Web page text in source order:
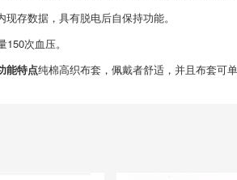
存数据，具有脱电后自保持功能。
次血压。
能特点纯棉高织布套，佩戴者舒适，并且布套可